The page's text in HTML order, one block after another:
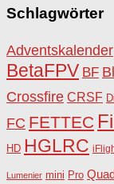
Schlagwörter
Adventskalender
BetaFPV BF
Crossfire CRSF
FC FETTEC
HD HGLRC
Lumenier mini Pro